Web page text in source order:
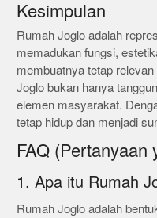
Kesimpulan
Rumah Joglo adalah
memadukan fungsi,
membuatnya tetap
Joglo bukan hanya
elemen masyarakat.
tetap hidup dan menjadi
FAQ (Pertanyaan
1. Apa itu Rumah
Rumah Joglo adalah